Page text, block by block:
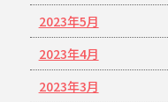
2023年5月
2023年4月
2023年3月